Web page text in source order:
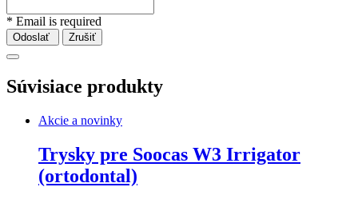
* Email is required
Odoslať Zrušiť
Súvisiace produkty
Akcie a novinky
Trysky pre Soocas W3 Irrigator
(ortodontal)